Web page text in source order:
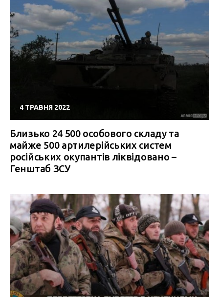
4 ТРАВНЯ 2022
Близько 24 500 особового складу та
майже 500 артилерійських систем
російських окупантів ліквідовано –
Генштаб ЗСУ